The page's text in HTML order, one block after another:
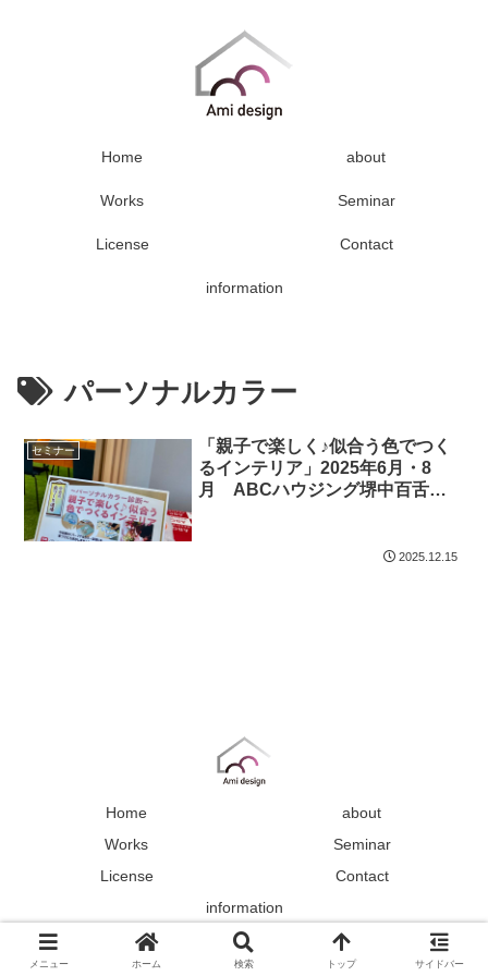
Home about
Works Seminar
License Contact
information
パーソナルカラー
セミナー
「親子で楽しく♪似合う色でつく
るインテリア」2025年6月・8
月 ABCハウジング堺中百舌鳥
2025.12.15
Home
about
Works
Seminar
License
Contact
information
Copyright © 2021 Ami design All Rights Reserved.
メニュー ホーム 検索 トップ サイドバー